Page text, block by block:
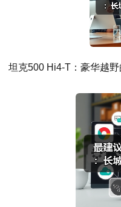
坦克500 Hi4-T：豪华越